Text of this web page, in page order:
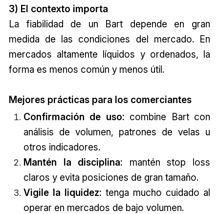
3) El contexto importa
La fiabilidad de un Bart depende en gran
medida de las condiciones del mercado. En
mercados altamente líquidos y ordenados, la
forma es menos común y menos útil.
Mejores prácticas para los comerciantes
Confirmación de uso: combine Bart con
análisis de volumen, patrones de velas u
otros indicadores.
Mantén la disciplina: mantén stop loss
claros y evita posiciones de gran tamaño.
Vigile la liquidez: tenga mucho cuidado al
operar en mercados de bajo volumen.